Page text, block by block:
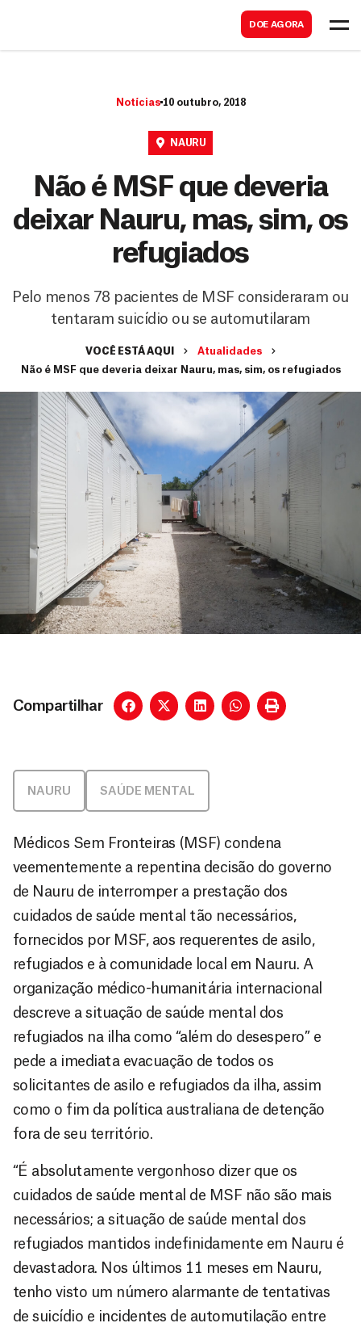
DOE AGORA
Notícias 10 outubro, 2018
NAURU
Não é MSF que deveria
deixar Nauru, mas, sim, os
refugiados
Pelo menos 78 pacientes de MSF consideraram ou
tentaram suicídio ou se automutilaram
VOCÊ ESTÁ AQUI
Atualidades
Não é MSF que deveria deixar Nauru, mas, sim, os refugiados
Compartilhar
NAURU SAÚDE MENTAL
Médicos Sem Fronteiras (MSF) condena
veementemente a repentina decisão do governo
de Nauru de interromper a prestação dos
cuidados de saúde mental tão necessários,
fornecidos por MSF, aos requerentes de asilo,
refugiados e à comunidade local em Nauru. A
organização médico-humanitária internacional
descreve a situação de saúde mental dos
refugiados na ilha como “além do desespero” e
pede a imediata evacuação de todos os
solicitantes de asilo e refugiados da ilha, assim
como o fim da política australiana de detenção
fora de seu território.
“É absolutamente vergonhoso dizer que os
cuidados de saúde mental de MSF não são mais
necessários; a situação de saúde mental dos
refugiados mantidos indefinidamente em Nauru é
devastadora. Nos últimos 11 meses em Nauru,
tenho visto um número alarmante de tentativas
de suicídio e incidentes de automutilação entre
a
r